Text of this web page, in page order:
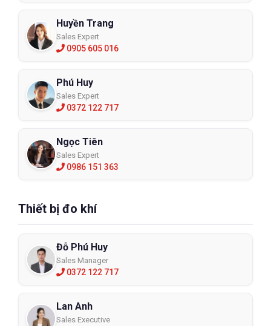
Huyền Trang
Sales Expert
0905 605 016
Phú Huy
Sales Expert
0372 122 717
Ngọc Tiên
Sales Expert
0986 151 363
Thiết bị đo khí
Đỗ Phú Huy
Sales Manager
0372 122 717
Lan Anh
Sales Executive